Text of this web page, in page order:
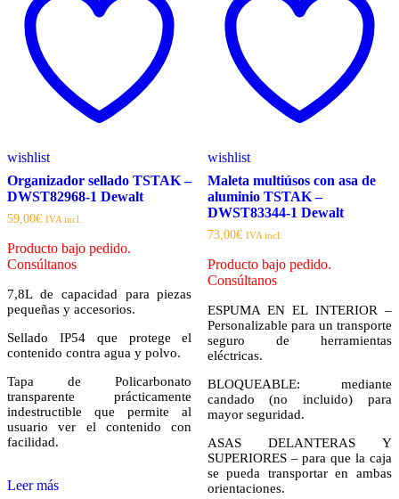
wishlist
Organizador sellado TSTAK –
DWST82968-1 Dewalt
59,00€ IVA incl.
Producto bajo pedido.
Consúltanos
7,8L de capacidad para piezas
pequeñas y accesorios.
Sellado IP54 que protege el
contenido contra agua y polvo.
Tapa de Policarbonato
transparente prácticamente
indestructible que permite al
usuario ver el contenido con
facilidad.
Leer más
wishlist
Maleta multiúsos con asa de
aluminio TSTAK –
DWST83344-1 Dewalt
73,00€ IVA incl.
Producto bajo pedido.
Consúltanos
ESPUMA EN EL INTERIOR –
Personalizable para un transporte
seguro de herramientas
eléctricas.
BLOQUEABLE: mediante
candado (no incluido) para
mayor seguridad.
ASAS DELANTERAS Y
SUPERIORES – para que la caja
se pueda transportar en ambas
orientaciones.